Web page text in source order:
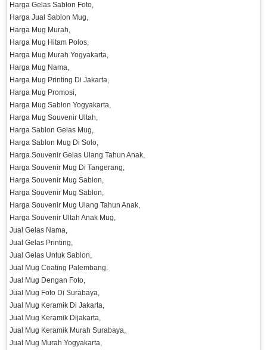
Harga Gelas Sablon Foto,
Harga Jual Sablon Mug,
Harga Mug Murah,
Harga Mug Hitam Polos,
Harga Mug Murah Yogyakarta,
Harga Mug Nama,
Harga Mug Printing Di Jakarta,
Harga Mug Promosi,
Harga Mug Sablon Yogyakarta,
Harga Mug Souvenir Ultah,
Harga Sablon Gelas Mug,
Harga Sablon Mug Di Solo,
Harga Souvenir Gelas Ulang Tahun Anak,
Harga Souvenir Mug Di Tangerang,
Harga Souvenir Mug Sablon,
Harga Souvenir Mug Sablon,
Harga Souvenir Mug Ulang Tahun Anak,
Harga Souvenir Ultah Anak Mug,
Jual Gelas Nama,
Jual Gelas Printing,
Jual Gelas Untuk Sablon,
Jual Mug Coating Palembang,
Jual Mug Dengan Foto,
Jual Mug Foto Di Surabaya,
Jual Mug Keramik Di Jakarta,
Jual Mug Keramik Dijakarta,
Jual Mug Keramik Murah Surabaya,
Jual Mug Murah Yogyakarta,